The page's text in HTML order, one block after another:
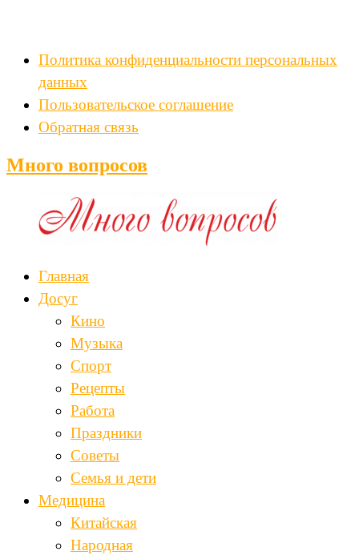
Политика конфиденциальности персональных
данных
Пользовательское соглашение
Обратная связь
Много вопросов
Главная
Досуг
Кино
Музыка
Спорт
Рецепты
Работа
Праздники
Советы
Семья и дети
Медицина
Китайская
Народная